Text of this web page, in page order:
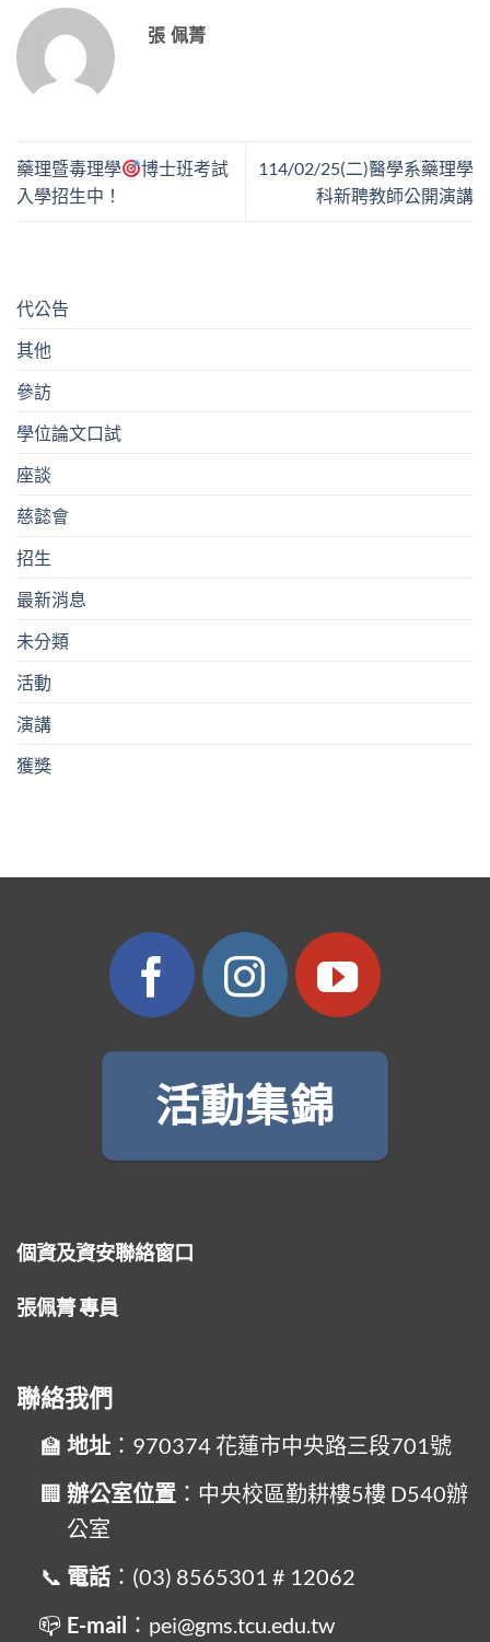
張 佩菁
藥理暨毒理學
博士班考試
入學招生中！
114/02/25(二)醫學系藥理學
科新聘教師公開演講
代公告
其他
參訪
學位論文口試
座談
慈懿會
招生
最新消息
未分類
活動
演講
獲獎
活動集錦
個資及資安聯絡窗口
張佩菁 專員
聯絡我們
地址 ：970374 花蓮市中央路三段701號
辦公室位置 ：中央校區勤耕樓5樓 D540辦
公室
電話 ：(03) 8565301 # 12062
E-mail ：pei@gms.tcu.edu.tw